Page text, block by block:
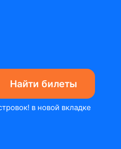
Найти билеты
в новой вкладке